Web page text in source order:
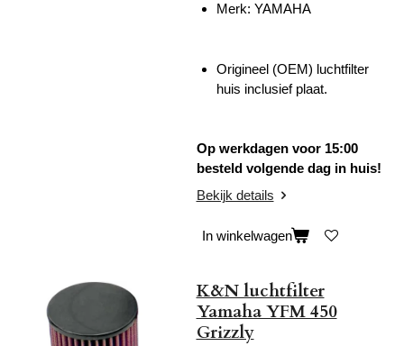
Merk: YAMAHA
Origineel (OEM) luchtfilter
huis inclusief plaat.
Op werkdagen voor 15:00
besteld volgende dag in huis!
Bekijk details
In winkelwagen
K&N luchtfilter
Yamaha YFM 450
Grizzly